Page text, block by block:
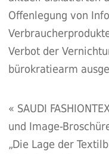
Offenlegung von
Verbot der
bürokratiearm
« SAUDI
und Image-
„Die Lage der